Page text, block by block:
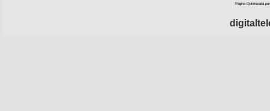
Página Optimizada